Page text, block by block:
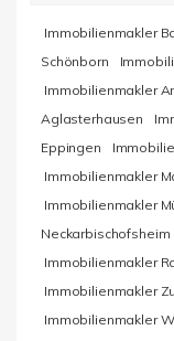
Immobilienmakler
Schönborn
Immobilienmakler
Aglasterhausen
Eppingen
Immobilienmakler
Immobilienmakler
Neckarbischofsheim
Immobilienmakler
Immobilienmakler
Immobilienmakler